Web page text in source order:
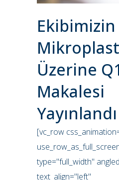
Ekibimizin
Üzerine
Makalesi
Yayınlandı
[vc_row
type="full_width"
text_align="left"